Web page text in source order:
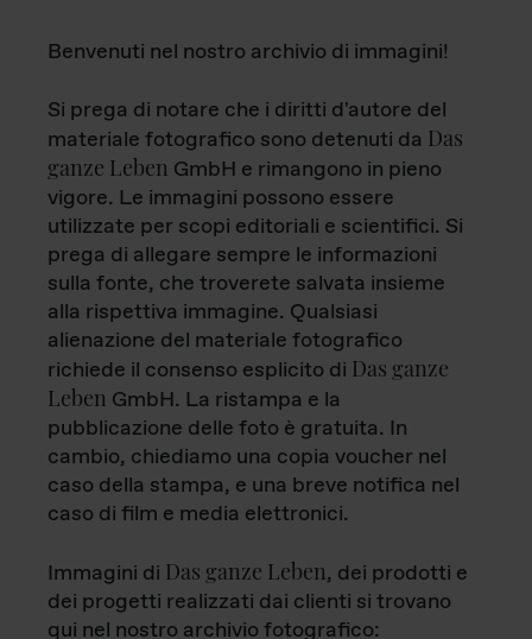
Benvenuti nel nostro archivio di immagini!
Si prega di notare che i diritti d'autore del
materiale fotografico sono detenuti da Das
ganze Leben GmbH e rimangono in pieno
vigore. Le immagini possono essere
utilizzate per scopi editoriali e scientifici. Si
prega di allegare sempre le informazioni
sulla fonte, che troverete salvata insieme
alla rispettiva immagine. Qualsiasi
alienazione del materiale fotografico
richiede il consenso esplicito di Das ganze
Leben GmbH. La ristampa e la
pubblicazione delle foto è gratuita. In
cambio, chiediamo una copia voucher nel
caso della stampa, e una breve notifica nel
caso di film e media elettronici.
Immagini di Das ganze Leben, dei prodotti e
dei progetti realizzati dai clienti si trovano
qui nel nostro archivio fotografico: